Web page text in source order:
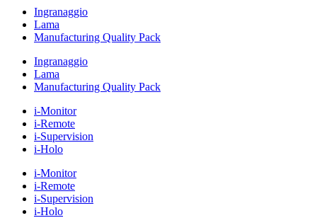
Ingranaggio
Lama
Manufacturing Quality Pack
Ingranaggio
Lama
Manufacturing Quality Pack
i-Monitor
i-Remote
i-Supervision
i-Holo
i-Monitor
i-Remote
i-Supervision
i-Holo